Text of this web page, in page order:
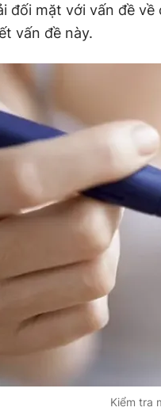
đối mặt với vấn đề
vấn đề này.
Kiểm tra